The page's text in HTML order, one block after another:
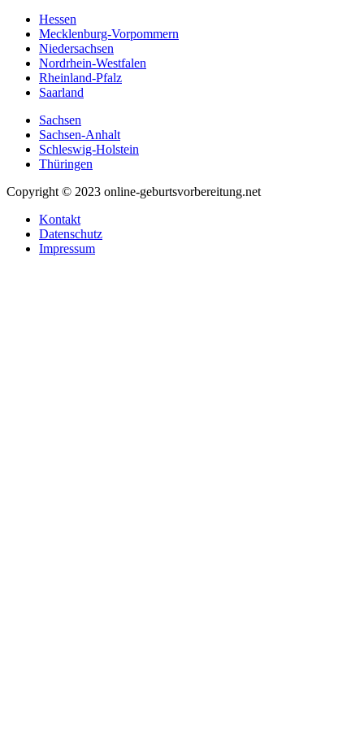
Hessen
Mecklenburg-Vorpommern
Niedersachsen
Nordrhein-Westfalen
Rheinland-Pfalz
Saarland
Sachsen
Sachsen-Anhalt
Schleswig-Holstein
Thüringen
Copyright © 2023 online-geburtsvorbereitung.net
Kontakt
Datenschutz
Impressum